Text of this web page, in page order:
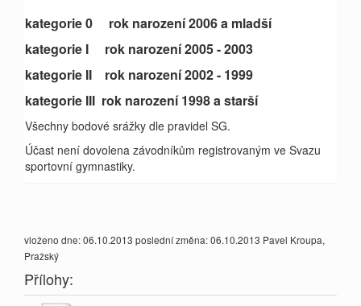
kategorie 0 rok narození 2006 a mladší
kategorie I rok narození 2005 - 2003
kategorie II rok narození 2002 - 1999
kategorie III rok narození 1998 a starší
Všechny bodové srážky dle pravidel SG.
Účast není dovolena závodníkům registrovaným ve Svazu
sportovní gymnastiky.
vloženo dne: 06.10.2013 poslední změna: 06.10.2013 Pavel Kroupa,
Pražský
Přílohy: